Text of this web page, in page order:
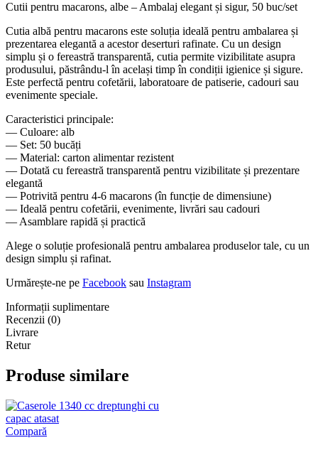
Cutii pentru macarons, albe – Ambalaj elegant și sigur, 50 buc/set
Cutia albă pentru macarons este soluția ideală pentru ambalarea și
prezentarea elegantă a acestor deserturi rafinate. Cu un design
simplu și o fereastră transparentă, cutia permite vizibilitate asupra
produsului, păstrându-l în același timp în condiții igienice și sigure.
Este perfectă pentru cofetării, laboratoare de patiserie, cadouri sau
evenimente speciale.
Caracteristici principale:
— Culoare: alb
— Set: 50 bucăți
— Material: carton alimentar rezistent
— Dotată cu fereastră transparentă pentru vizibilitate și prezentare
elegantă
— Potrivită pentru 4-6 macarons (în funcție de dimensiune)
— Ideală pentru cofetării, evenimente, livrări sau cadouri
— Asamblare rapidă și practică
Alege o soluție profesională pentru ambalarea produselor tale, cu un
design simplu și rafinat.
Urmărește-ne pe Facebook sau Instagram
Informații suplimentare
Recenzii (0)
Livrare
Retur
Produse similare
Compară